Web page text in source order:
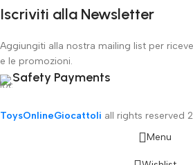
Iscriviti alla Newsletter
Aggiungiti alla nostra mailing list per
e le promozioni.
Safety Payments
ToysOnlineGiocattoli all rights reserved
Menu